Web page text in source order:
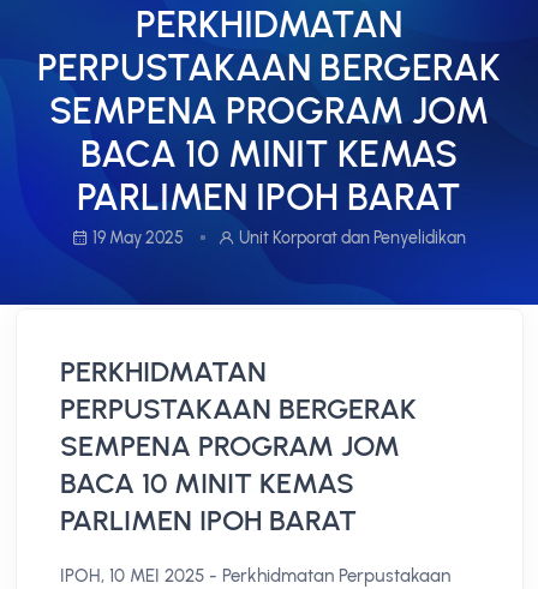
PERKHIDMATAN
PERPUSTAKAAN BERGERAK
SEMPENA PROGRAM JOM
BACA 10 MINIT KEMAS
PARLIMEN IPOH BARAT
19 May 2025 Unit Korporat dan Penyelidikan
PERKHIDMATAN
PERPUSTAKAAN BERGERAK
SEMPENA PROGRAM JOM
BACA 10 MINIT KEMAS
PARLIMEN IPOH BARAT
IPOH, 10 MEI 2025 - Perkhidmatan Perpustakaan